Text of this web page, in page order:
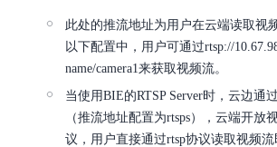
此处的推流地址为用户在云端读取视
以下配置中，用户可通过rtsp://
name/camera1来获取视频流。
当使用BIE的RTSP Server时，云边通
（推流地址配置为rtsps），云端开放
议，用户直接通过rtsp协议读取视频